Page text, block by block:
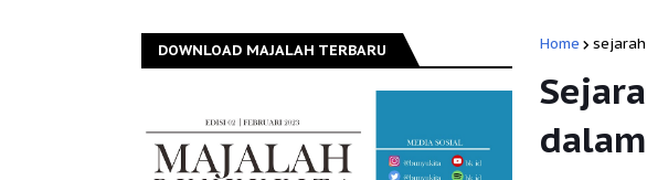
Home sejarah
DOWNLOAD MAJALAH TERBARU